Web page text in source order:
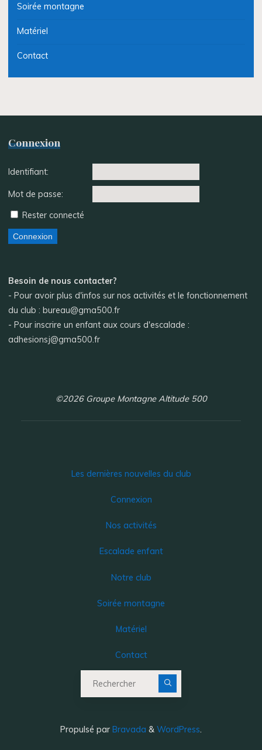
Soirée montagne
Matériel
Contact
Connexion
Identifiant:
Mot de passe:
Rester connecté
Connexion
Besoin de nous contacter?
- Pour avoir plus d'infos sur nos activités et le fonctionnement
du club : bureau@gma500.fr
- Pour inscrire un enfant aux cours d'escalade :
adhesionsj@gma500.fr
©2026 Groupe Montagne Altitude 500
Les dernières nouvelles du club
Connexion
Nos activités
Escalade enfant
Notre club
Soirée montagne
Matériel
Contact
Propulsé par Bravada & WordPress.